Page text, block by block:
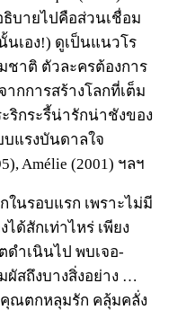
บายไปคือส่วนเชื่อม
นเอง!) ดูเป็นแนวโร
ชาติ ตัวละครต้องการ
กการสร้างโลกที่เต็ม
ริกระรี้น่ารักน่าชังของ
บแรงบันดาลใจ
Amélie (2001) ฯลฯ
นรอบแรก เพราะไม่มี
ได้สักเท่าไหร่ เพียง
ำเนินไป พบเจอ-
สถึงบางสิ่งอย่าง …
ณตกหลุมรัก คลุ้มคลั่ง